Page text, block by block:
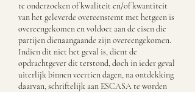
te onderzoeken of kwaliteit en/of kwantiteit
van het geleverde overeenstemt met hetgeen is
overeengekomen en voldoet aan de eisen die
partijen dienaangaande zijn overeengekomen.
Indien dit niet het geval is, dient de
opdrachtgever dit terstond, doch in ieder geval
uiterlijk binnen veertien dagen, na ontdekking
daarvan, schriftelijk aan ESCASA te worden